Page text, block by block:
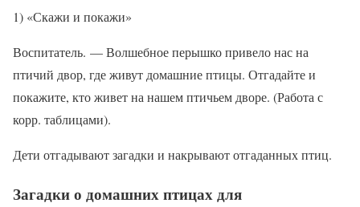
1) «Скажи и покажи»
Воспитатель. — Волшебное перышко привело нас на
птичий двор, где живут домашние птицы. Отгадайте и
покажите, кто живет на нашем птичьем дворе. (Работа с
корр. таблицами).
Дети отгадывают загадки и накрывают отгаданных птиц.
Загадки о домашних птицах для